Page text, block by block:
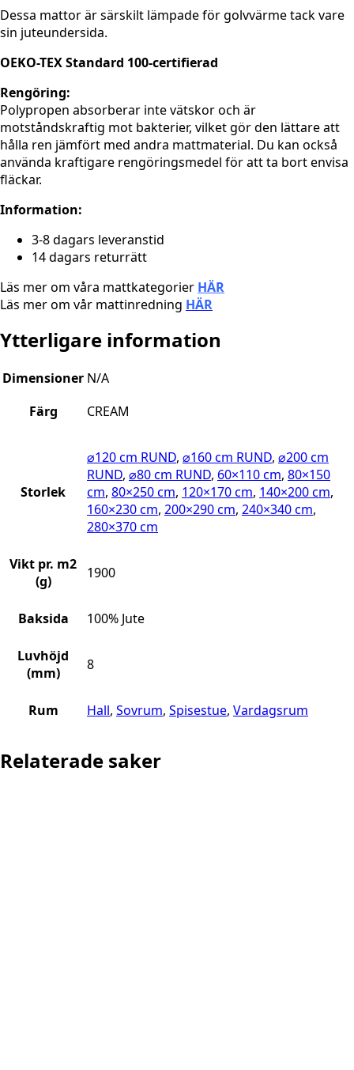
Dessa mattor är särskilt lämpade för golvvärme tack vare
sin juteundersida.
OEKO-TEX Standard 100-certifierad
Rengöring:
Polypropen absorberar inte vätskor och är
motståndskraftig mot bakterier, vilket gör den lättare att
hålla ren jämfört med andra mattmaterial. Du kan också
använda kraftigare rengöringsmedel för att ta bort envisa
fläckar.
Information:
3-8 dagars leveranstid
14 dagars returrätt
Läs mer om våra mattkategorier HÄR
Läs mer om vår mattinredning HÄR
Ytterligare information
Dimensioner N/A
Färg
CREAM
Storlek
⌀120 cm RUND, ⌀160 cm RUND, ⌀200 cm
RUND, ⌀80 cm RUND, 60×110 cm, 80×150
cm, 80×250 cm, 120×170 cm, 140×200 cm,
160×230 cm, 200×290 cm, 240×340 cm,
280×370 cm
Vikt pr. m2
(g)
1900
Baksida 100% Jute
Luvhöjd
(mm)
8
Rum Hall, Sovrum, Spisestue, Vardagsrum
Relaterade saker